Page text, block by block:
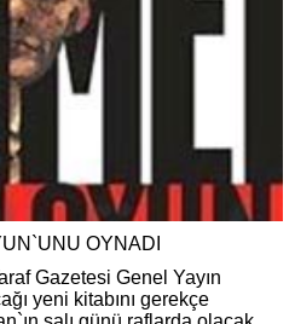
OYNADI
Gazetesi Genel Yayın
yeni kitabını gerekçe